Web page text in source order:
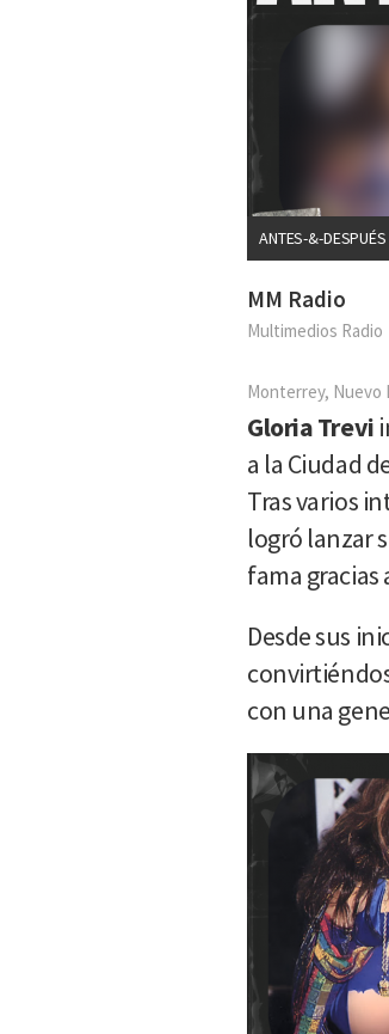
ANTES-&-DESPUÉS
MM Radio
Multimedios Radio
Monterrey, Nuevo
Gloria Trevi
a la Ciudad
Tras varios
logró lanzar
fama
Desde sus
con una